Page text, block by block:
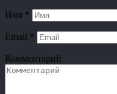
Имя *
Email *
Комментарий